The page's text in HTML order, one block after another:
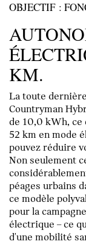
OBJECTIF :
KM.
La toute
Countryman
de 10,0 kWh,
52 km en mode
pouvez réduire
Non seulement
péages urbains
ce modèle
pour la
électrique – ce
d'une mobilité